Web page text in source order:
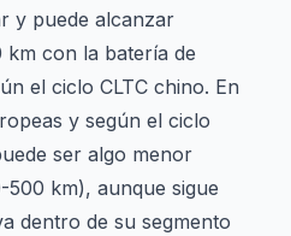
y puede alcanzar
km con la batería de
el ciclo CLTC chino. En
y según el ciclo
ser algo menor
km), aunque sigue
dentro de su segmento